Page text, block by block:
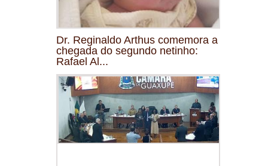
Dr. Reginaldo Arthus comemora a
chegada do segundo netinho:
Rafael Al...